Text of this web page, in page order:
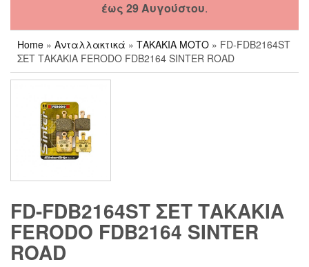
έως 29 Αυγούστου.
Home » Ανταλλακτικά » ΤΑΚΑΚΙΑ ΜΟΤΟ » FD-FDB2164ST
ΣΕΤ ΤΑΚΑΚΙΑ FERODO FDB2164 SINTER ROAD
FD-FDB2164ST ΣΕΤ ΤΑΚΑΚΙΑ
FERODO FDB2164 SINTER
ROAD